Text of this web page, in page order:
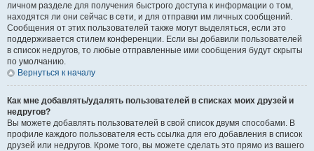
личном разделе для получения быстрого доступа к информации о том,
находятся ли они сейчас в сети, и для отправки им личных сообщений.
Сообщения от этих пользователей также могут выделяться, если это
поддерживается стилем конференции. Если вы добавили пользователей
в список недругов, то любые отправленные ими сообщения будут скрыты
по умолчанию.
Вернуться к началу
Как мне добавлять/удалять пользователей в списках моих друзей и
недругов?
Вы можете добавлять пользователей в свой список двумя способами. В
профиле каждого пользователя есть ссылка для его добавления в список
друзей или недругов. Кроме того, вы можете сделать это прямо из вашего